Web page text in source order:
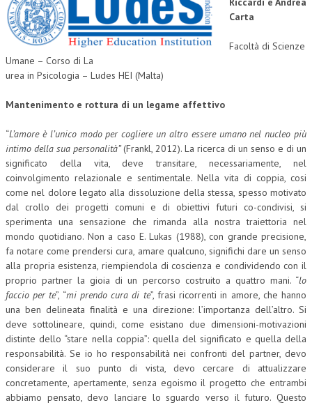
CORSI CE.S.E.D.
ARCHIVIO CORSI 2015
DIVENTA SOCIO
COMITATO SCIENTIFICO
COMITATO EDITORIALE
REDAZIONE
PEER REVIEW
CODICE ETICO
AUTORI
COLLABORA CON NOI
ECONOMIA
CORPORATE SOCIAL RESPONSIBILITY
Carta
Facoltà di Scienze
Umane – Corso di La
urea in Psicologia – Ludes HEI (Malta)
Mantenimento e rottura di un legame affettivo
“L’amore è l’unico modo per cogliere un altro essere umano nel nucleo più
intimo della sua personalità”(Frankl, 2012). La ricerca di un senso e di un
significato della vita, deve transitare, necessariamente, nel
coinvolgimento relazionale e sentimentale. Nella vita di coppia, cosi
come nel dolore legato alla dissoluzione della stessa, spesso motivato
dal crollo dei progetti comuni e di obiettivi futuri co-condivisi, si
sperimenta una sensazione che rimanda alla nostra traiettoria nel
mondo quotidiano. Non a caso E. Lukas (1988), con grande precisione,
fa notare come prendersi cura, amare qualcuno, significhi dare un senso
alla propria esistenza, riempiendola di coscienza e condividendo con il
proprio partner la gioia di un percorso costruito a quattro mani. “lo
faccio per te”, “mi prendo cura di te”, frasi ricorrenti in amore, che hanno
una ben delineata finalità e una direzione: l’importanza dell’altro. Si
deve sottolineare, quindi, come esistano due dimensioni-motivazioni
distinte dello “stare nella coppia”: quella del significato e quella della
responsabilità. Se io ho responsabilità nei confronti del partner, devo
considerare il suo punto di vista, devo cercare di attualizzare
concretamente, apertamente, senza egoismo il progetto che entrambi
abbiamo pensato, devo lanciare lo sguardo verso il futuro. Questo